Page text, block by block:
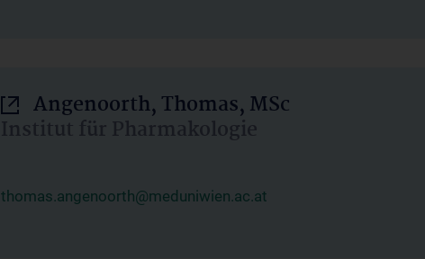
Angenoorth, Thomas, MSc
Institut für Pharmakologie
thomas.angenoorth@meduniwien.ac.at